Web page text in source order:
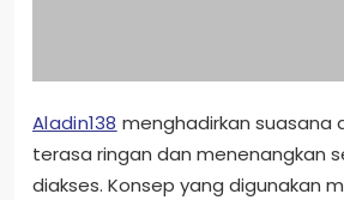
Aladin138 menghadirkan suasana
terasa ringan dan menenangkan
diakses. Konsep yang digunakan